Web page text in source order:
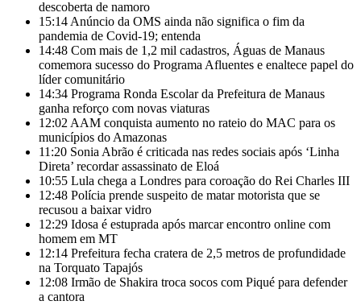
descoberta de namoro
15:14 Anúncio da OMS ainda não significa o fim da
pandemia de Covid-19; entenda
14:48 Com mais de 1,2 mil cadastros, Águas de Manaus
comemora sucesso do Programa Afluentes e enaltece papel do
líder comunitário
14:34 Programa Ronda Escolar da Prefeitura de Manaus
ganha reforço com novas viaturas
12:02 AAM conquista aumento no rateio do MAC para os
municípios do Amazonas
11:20 Sonia Abrão é criticada nas redes sociais após ‘Linha
Direta’ recordar assassinato de Eloá
10:55 Lula chega a Londres para coroação do Rei Charles III
12:48 Polícia prende suspeito de matar motorista que se
recusou a baixar vidro
12:29 Idosa é estuprada após marcar encontro online com
homem em MT
12:14 Prefeitura fecha cratera de 2,5 metros de profundidade
na Torquato Tapajós
12:08 Irmão de Shakira troca socos com Piqué para defender
a cantora